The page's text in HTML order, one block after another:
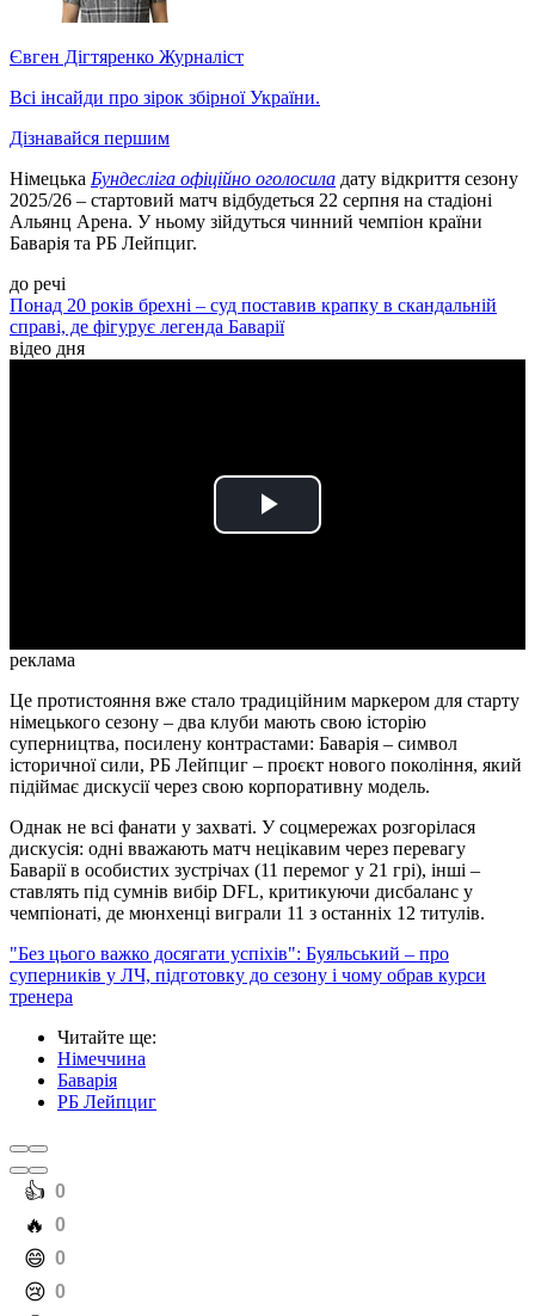
Євген Дігтяренко Журналіст
Всі інсайди про зірок збірної України.
Дізнавайся першим
Німецька Бундесліга офіційно оголосила дату відкриття сезону
2025/26 – стартовий матч відбудеться 22 серпня на стадіоні
Альянц Арена. У ньому зійдуться чинний чемпіон країни
Баварія та РБ Лейпциг.
до речі
Понад 20 років брехні – суд поставив крапку в скандальній
справі, де фігурує легенда Баварії
відео дня
Play
реклама
Це протистояння вже стало традиційним маркером для старту
німецького сезону – два клуби мають свою історію
суперництва, посилену контрастами: Баварія – символ
історичної сили, РБ Лейпциг – проєкт нового покоління, який
підіймає дискусії через свою корпоративну модель.
Однак не всі фанати у захваті. У соцмережах розгорілася
дискусія: одні вважають матч нецікавим через перевагу
Баварії в особистих зустрічах (11 перемог у 21 грі), інші –
ставлять під сумнів вибір DFL, критикуючи дисбаланс у
чемпіонаті, де мюнхенці виграли 11 з останніх 12 титулів.
"Без цього важко досягати успіхів": Буяльський – про
суперників у ЛЧ, підготовку до сезону і чому обрав курси
тренера
Читайте ще:
Німеччина
Баварія
РБ Лейпциг
️👍 0
️🔥 0
️😄 0
️😢 0